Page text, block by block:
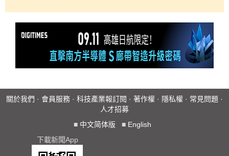
關於我們 · 會員服務 · 科技產業報訂閱 · 著作權 · 隱私權 · 常見問題 ·
人才招募
■ 中文简体版 ■ English
下載新聞App